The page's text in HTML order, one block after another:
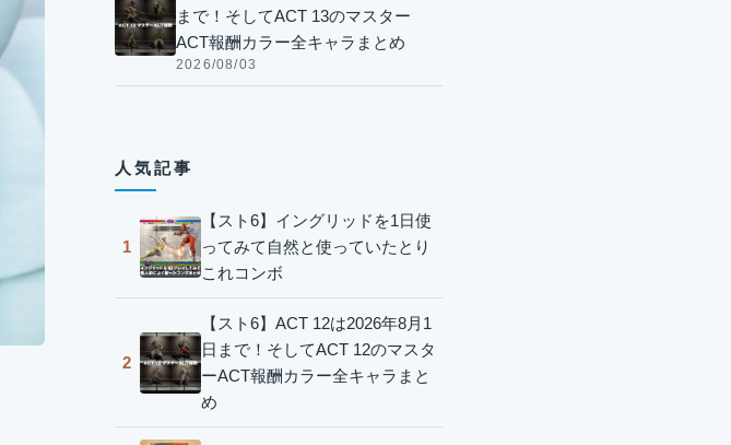
まで！そしてACT 13のマスター
ACT報酬カラー全キャラまとめ
2026/08/03
人気記事
1
【スト6】イングリッドを1日使
ってみて自然と使っていたとり
これコンボ
2
【スト6】ACT 12は2026年8月1
日まで！そしてACT 12のマスタ
ーACT報酬カラー全キャラまと
め